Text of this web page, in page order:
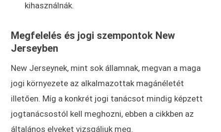
kihasználnák.
Megfelelés és jogi szempontok New
Jerseyben
New Jerseynek, mint sok államnak, megvan a maga
jogi környezete az alkalmazottak magánéletét
illetően. Míg a konkrét jogi tanácsot mindig képzett
jogtanácsostól kell meghozni, ebben a cikkben az
általános elveket vizsgáljuk meg.